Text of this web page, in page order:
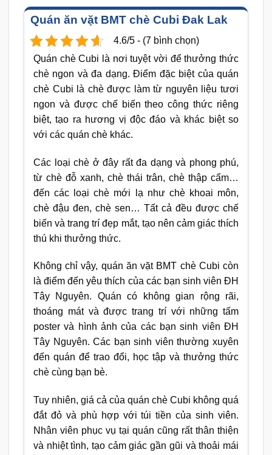
Quán ăn vặt BMT chè Cubi Đak Lak
4.6/5 - (7 bình chọn)
Quán chè Cubi là nơi tuyệt vời để thưởng thức
chè ngon và đa dạng. Điểm đặc biệt của quán
chè Cubi là chè được làm từ nguyên liệu tươi
ngon và được chế biến theo công thức riêng
biệt, tạo ra hương vị độc đáo và khác biệt so
với các quán chè khác.
Các loại chè ở đây rất đa dạng và phong phú,
từ chè đỗ xanh, chè thái trân, chè thập cẩm…
đến các loại chè mới lạ như chè khoai môn,
chè đậu đen, chè sen… Tất cả đều được chế
biến và trang trí đẹp mắt, tạo nên cảm giác thích
thú khi thưởng thức.
Không chỉ vậy, quán ăn vặt BMT chè Cubi còn
là điểm đến yêu thích của các bạn sinh viên ĐH
Tây Nguyên. Quán có không gian rộng rãi,
thoáng mát và được trang trí với những tấm
poster và hình ảnh của các bạn sinh viên ĐH
Tây Nguyên. Các bạn sinh viên thường xuyên
đến quán để trao đổi, học tập và thưởng thức
chè cùng bạn bè.
Tuy nhiên, giá cả của quán chè Cubi không quá
đắt đỏ và phù hợp với túi tiền của sinh viên.
Nhân viên phục vụ tại quán cũng rất thân thiện
và nhiệt tình, tạo cảm giác gần gũi và thoải mái